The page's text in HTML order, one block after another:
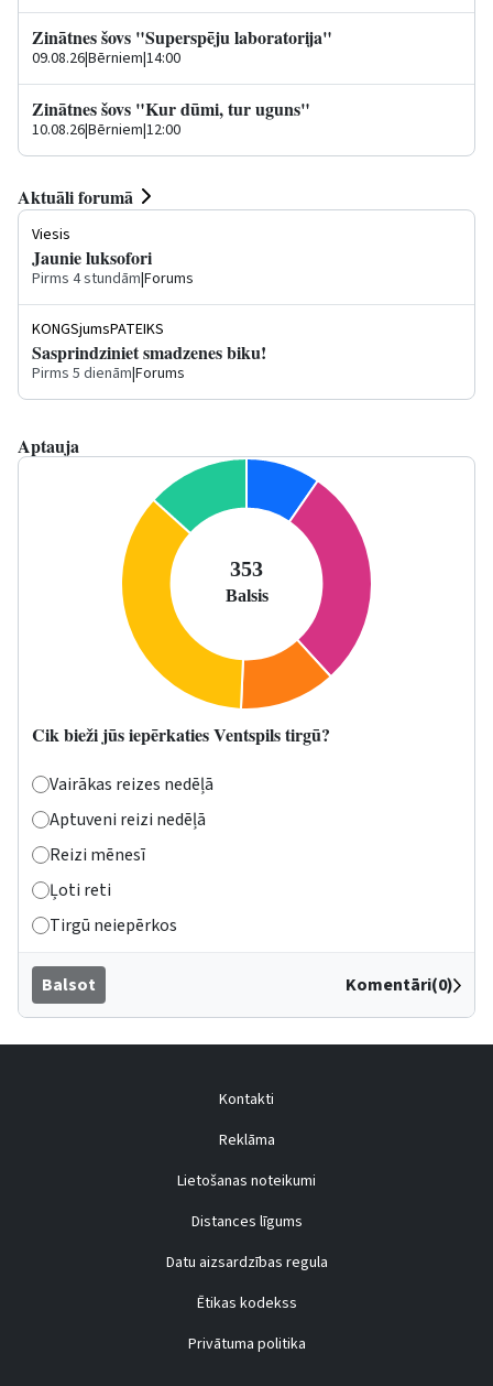
Zinātnes šovs "Superspēju laboratorija"
09.08.26|Bērniem|14:00
Zinātnes šovs "Kur dūmi, tur uguns"
10.08.26|Bērniem|12:00
Aktuāli forumā
Viesis
Jaunie luksofori
Pirms 4 stundām|Forums
KONGSjumsPATEIKS
Sasprindziniet smadzenes biku!
Pirms 5 dienām|Forums
Aptauja
Cik bieži jūs iepērkaties Ventspils tirgū?
Vairākas reizes nedēļā
Aptuveni reizi nedēļā
Reizi mēnesī
Ļoti reti
Tirgū neiepērkos
Balsot Komentāri(0)
Kontakti
Reklāma
Lietošanas noteikumi
Distances līgums
Datu aizsardzības regula
Ētikas kodekss
Privātuma politika